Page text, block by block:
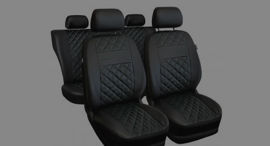
Lista
de
Deseos